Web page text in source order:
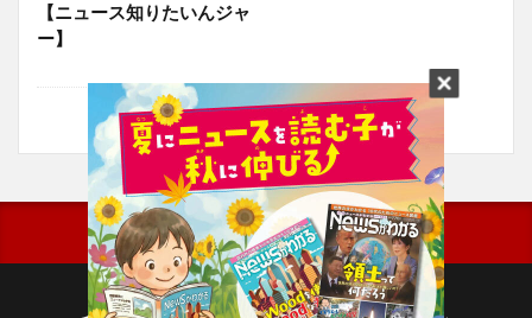
【ニュース知りたいんジャ
ー】